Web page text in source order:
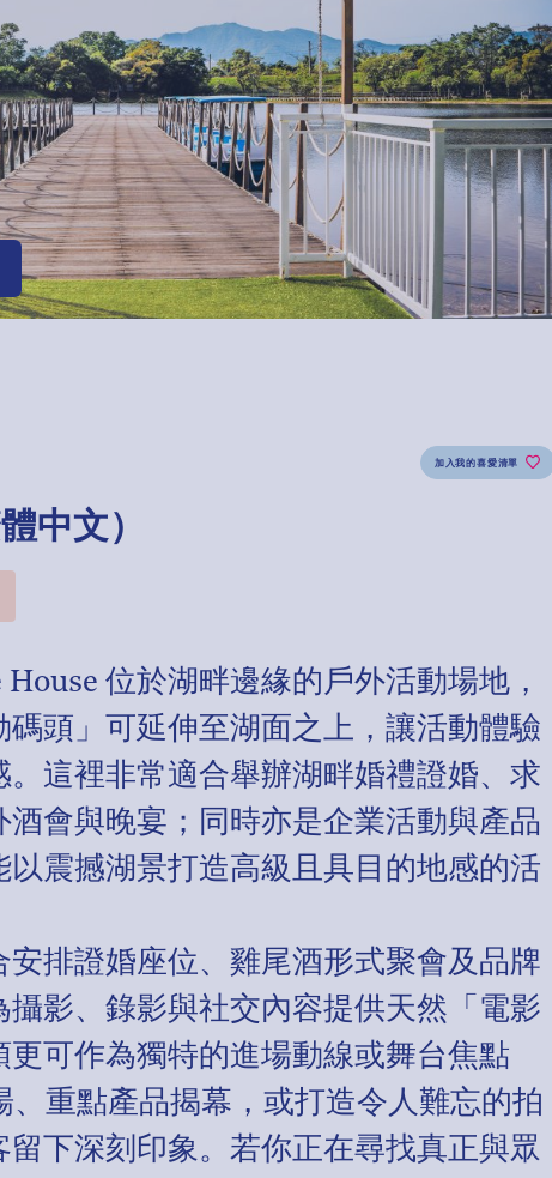
加入我的喜愛清單
中文）
位於湖畔邊緣的戶外活動場地，
頭」可延伸至湖面之上，讓活動體驗
。這裡非常適合舉辦湖畔婚禮證婚、求
會與晚宴；同時亦是企業活動與產品
震撼湖景打造高級且具目的地感的活
安排證婚座位、雞尾酒形式聚會及品牌
影、錄影與社交內容提供天然「電影
更可作為獨特的進場動線或舞台焦點
重點產品揭幕，或打造令人難忘的拍
留下深刻印象。若你正在尋找真正與眾